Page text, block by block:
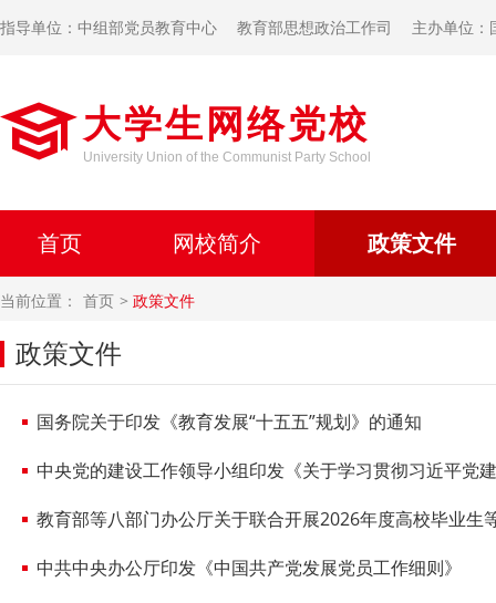
指导单位：中组部党员教育中心 教育部思想政治工作司 主办单位：
大学生网络党校
University Union of the Communist Party School
首页 网校简介 政策文件
当前位置： 首页 政策文件
政策文件
国务院关于印发《教育发展“十五五”规划》的通知
中央党的建设工作领导小组印发《关于学习贯彻习近平党
教育部等八部门办公厅关于联合开展2026年度高校毕业生等
中共中央办公厅印发《中国共产党发展党员工作细则》